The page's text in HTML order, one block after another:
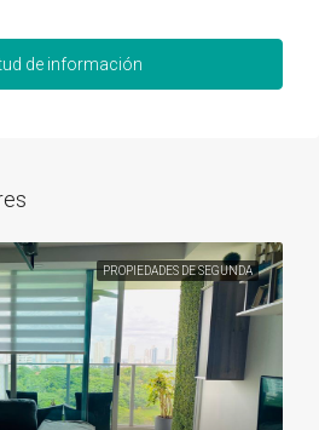
de información
PROPIEDADES DE SEGUNDA